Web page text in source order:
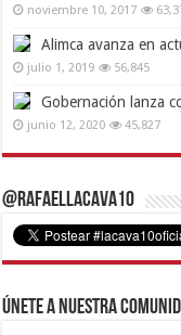
noviembre 10, 2017
Alimca avanza en
julio 1, 2019 56,845
Gobernación lanza
junio 12, 2020 45,827
@RafaelLacava10
Únete a nuestra